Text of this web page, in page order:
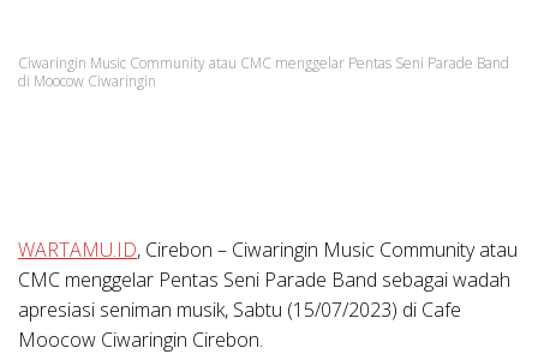
Ciwaringin Music Community atau CMC menggelar Pentas Seni Parade Band
di Moocow Ciwaringin
WARTAMU.ID, Cirebon – Ciwaringin Music Community atau
CMC menggelar Pentas Seni Parade Band sebagai wadah
apresiasi seniman musik, Sabtu (15/07/2023) di Cafe
Moocow Ciwaringin Cirebon.